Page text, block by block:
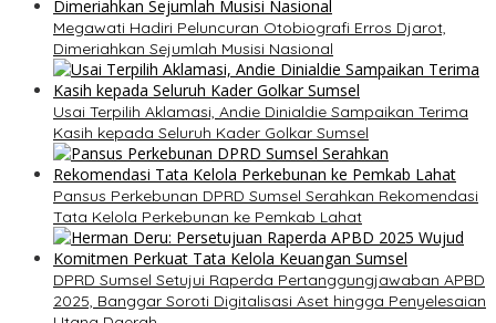
Megawati Hadiri Peluncuran Otobiografi Erros Djarot,
Dimeriahkan Sejumlah Musisi Nasional
Usai Terpilih Aklamasi, Andie Dinialdie Sampaikan Terima
Kasih kepada Seluruh Kader Golkar Sumsel
Pansus Perkebunan DPRD Sumsel Serahkan Rekomendasi
Tata Kelola Perkebunan ke Pemkab Lahat
DPRD Sumsel Setujui Raperda Pertanggungjawaban APBD
2025, Banggar Soroti Digitalisasi Aset hingga Penyelesaian